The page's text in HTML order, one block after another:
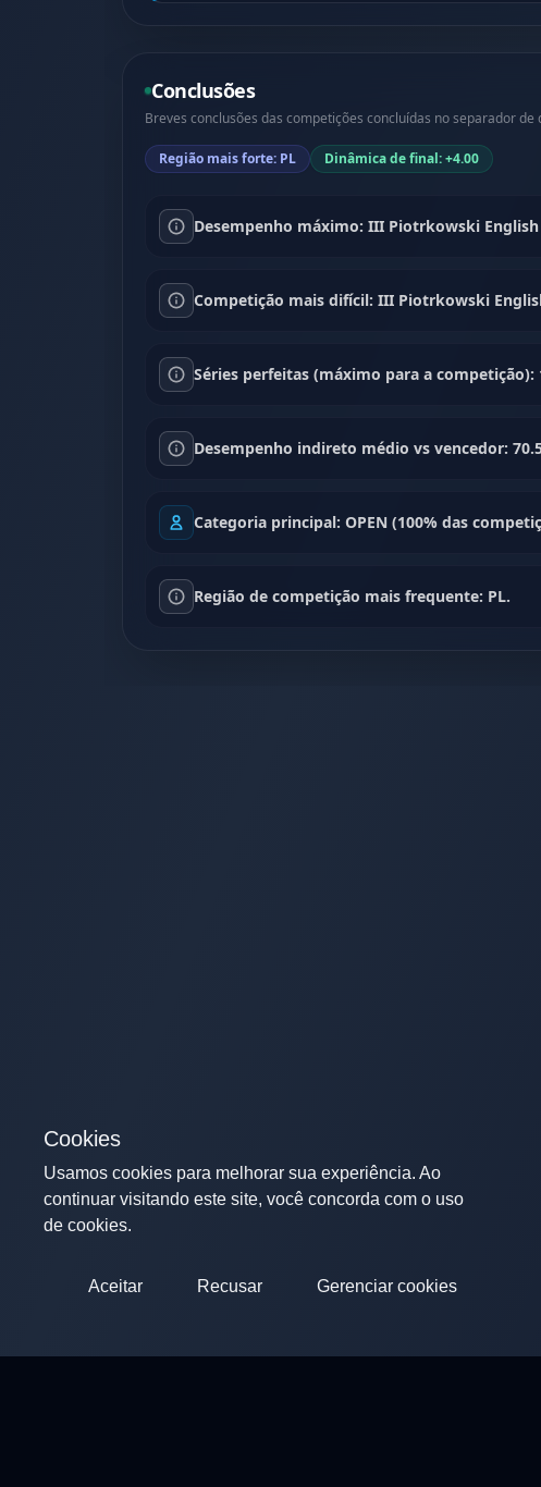
Conclusões
Breves conclusões das competições concluídas no separador de
Região mais forte: PL Dinâmica de final: +4.00
Desempenho máximo: III Piotrkowski
Competição mais difícil: III Piotrkowski
Séries perfeitas (máximo para a competição):
Desempenho indireto médio vs vencedor:
Categoria principal: OPEN (100% das
Região de competição mais frequente: PL.
Cookies
Usamos cookies para melhorar sua experiência. Ao
continuar visitando este site, você concorda com o uso
de cookies.
Aceitar Recusar Gerenciar cookies